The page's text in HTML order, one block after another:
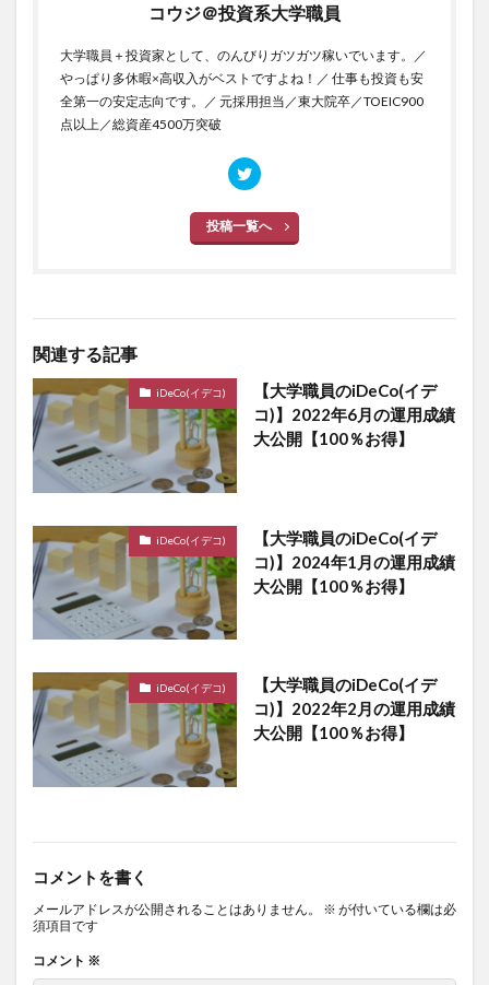
コウジ＠投資系大学職員
大学職員＋投資家として、のんびりガツガツ稼いでいます。／
やっぱり多休暇×高収入がベストですよね！／ 仕事も投資も安
全第一の安定志向です。／ 元採用担当／東大院卒／TOEIC900
点以上／総資産4500万突破
投稿一覧へ
関連する記事
iDeCo(イデコ)
【大学職員のiDeCo(イデ
コ)】2022年6月の運用成績
大公開【100％お得】
iDeCo(イデコ)
【大学職員のiDeCo(イデ
コ)】2024年1月の運用成績
大公開【100％お得】
iDeCo(イデコ)
【大学職員のiDeCo(イデ
コ)】2022年2月の運用成績
大公開【100％お得】
コメントを書く
メールアドレスが公開されることはありません。 ※ が付いている欄は必
須項目です
コメント ※